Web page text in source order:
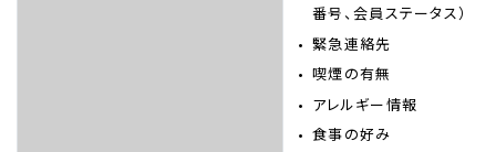
番号、会員ステータス）
緊急連絡先
喫煙の有無
アレルギー情報
食事の好み